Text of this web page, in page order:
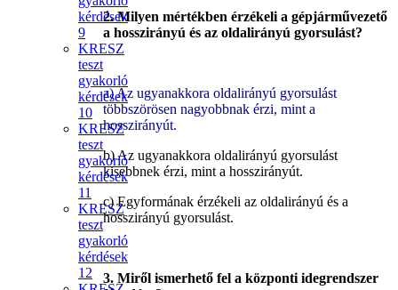
2. Milyen mértékben érzékeli a gépjárművezető
a hosszirányú és az oldalirányú gyorsulást?
a) Az ugyanakkora oldalirányú gyorsulást
többszörösen nagyobbnak érzi, mint a
hosszirányút.
b) Az ugyanakkora oldalirányú gyorsulást
kisebbnek érzi, mint a hosszirányút.
c) Egyformának érzékeli az oldalirányú és a
hosszirányú gyorsulást.
3. Miről ismerhető fel a központi idegrendszer
kérdések
9
KRESZ
teszt
gyakorló
kérdések
10
KRESZ
teszt
gyakorló
kérdések
11
KRESZ
teszt
gyakorló
kérdések
12